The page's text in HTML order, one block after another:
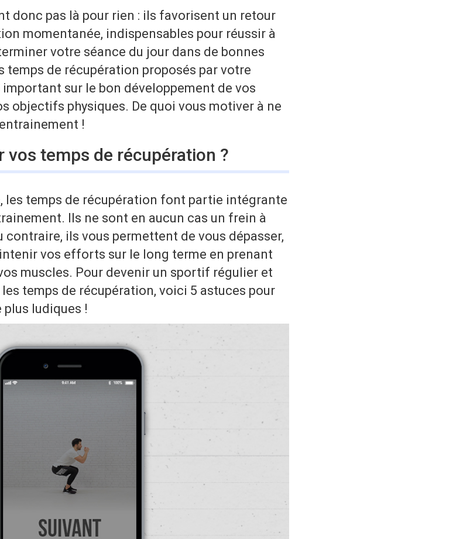
donc pas là pour rien : ils favorisent un retour
momentanée, indispensables pour réussir à
votre séance du jour dans de bonnes
temps de récupération proposés par votre
important sur le bon développement de vos
objectifs physiques. De quoi vous motiver à ne
!
temps de récupération ?
les temps de récupération font partie intégrante
Ils ne sont en aucun cas un frein à
ils vous permettent de vous dépasser,
vos efforts sur le long terme en prenant
muscles. Pour devenir un sportif régulier et
temps de récupération, voici 5 astuces pour
plus ludiques !